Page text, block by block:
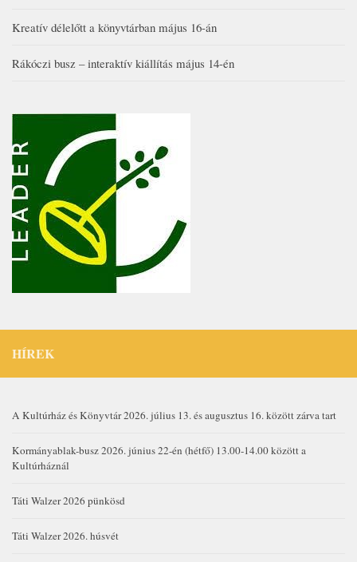
Kreatív délelőtt a könyvtárban május 16-án
Rákóczi busz – interaktív kiállítás május 14-én
HÍREK
A Kultúrház és Könyvtár 2026. július 13. és augusztus 16. között zárva tart
Kormányablak-busz 2026. június 22-én (hétfő) 13.00-14.00 között a
Kultúrháznál
Táti Walzer 2026 pünkösd
Táti Walzer 2026. húsvét